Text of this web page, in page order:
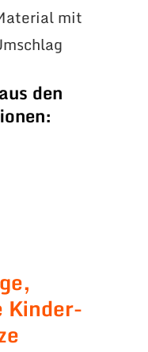
mit
den
Kinder-